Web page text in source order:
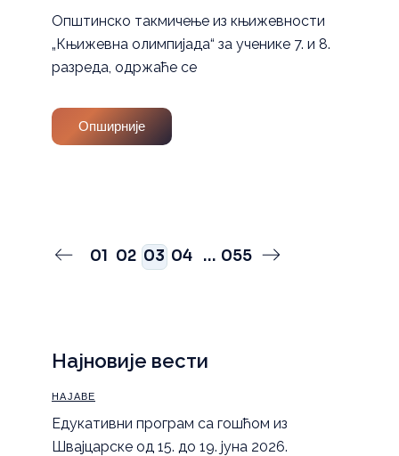
Општинско такмичење из књижевности
„Књижевна олимпијада“ за ученике 7. и 8.
разреда, одржаће се
Опширније
Пагинација
01 02 03 04 … 055
Најновије вести
НАЈАВЕ
Eдукативни програм са гошћом из
Швајцарске од 15. до 19. јуна 2026.